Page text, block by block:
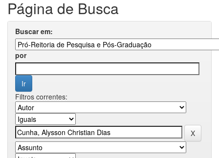
Página de Busca
Buscar em:
por
Filtros correntes: